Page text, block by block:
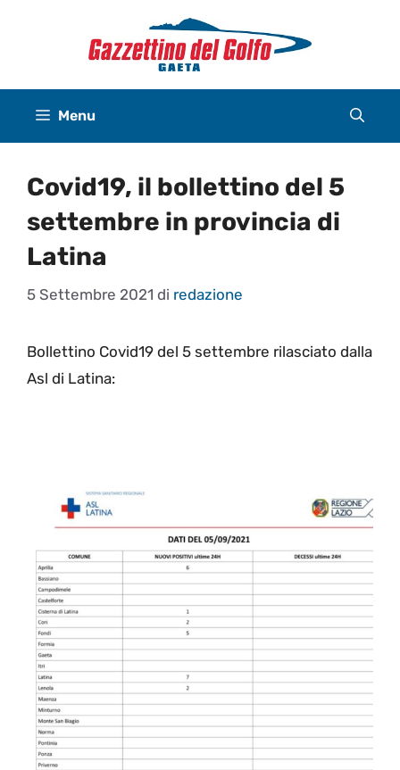
Menu
Covid19, il bollettino del 5
settembre in provincia di
Latina
5 Settembre 2021 di redazione
Bollettino Covid19 del 5 settembre rilasciato dalla
Asl di Latina: